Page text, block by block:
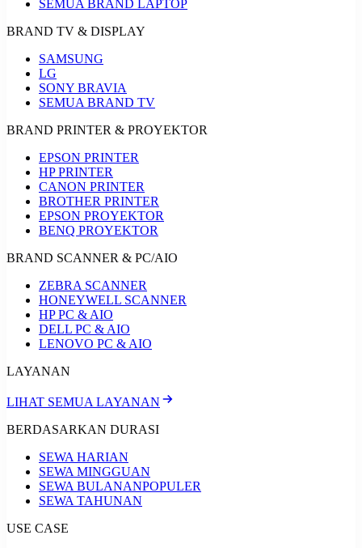
SEMUA BRAND LAPTOP
BRAND TV & DISPLAY
SAMSUNG
LG
SONY BRAVIA
SEMUA BRAND TV
BRAND PRINTER & PROYEKTOR
EPSON PRINTER
HP PRINTER
CANON PRINTER
BROTHER PRINTER
EPSON PROYEKTOR
BENQ PROYEKTOR
BRAND SCANNER & PC/AIO
ZEBRA SCANNER
HONEYWELL SCANNER
HP PC & AIO
DELL PC & AIO
LENOVO PC & AIO
LAYANAN
LIHAT SEMUA LAYANAN
BERDASARKAN DURASI
SEWA HARIAN
SEWA MINGGUAN
SEWA BULANANPOPULER
SEWA TAHUNAN
USE CASE